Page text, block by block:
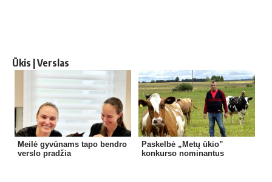
Ūkis | Verslas
Meilė gyvūnams tapo bendro
verslo pradžia
Paskelbė „Metų ūkio”
konkurso nominantus